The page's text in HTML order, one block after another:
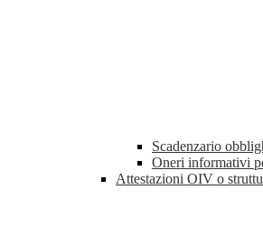
Scadenzario
Oneri informativi
Attestazioni OIV o